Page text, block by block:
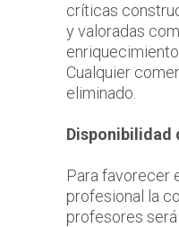
críticas
y valoradas
Cualquier
eliminado.
Disponibilidad
Para favorecer
profesional la
profesores